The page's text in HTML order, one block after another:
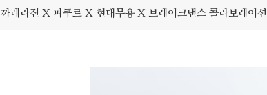
까레라진 X 파쿠르 X 현대무용 X 브레이크댄스 콜라보레이션